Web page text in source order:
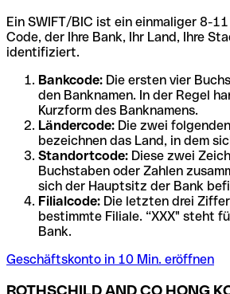
Ein SWIFT/BIC ist ein einmaliger 8-
Code, der Ihre Bank, Ihr Land, Ihre
identifiziert.
Bankcode: Die ersten vier
den Banknamen. In der Regel
Kurzform des Banknamens.
Ländercode: Die zwei
bezeichnen das Land, in dem
Standortcode: Diese zwei
Buchstaben oder Zahlen
sich der Hauptsitz der Bank
Filialcode: Die letzten drei
bestimmte Filiale. “XXX" steht
Bank.
Geschäftskonto in 10 Min. eröffnen
ROTHSCHILD AND CO HONG